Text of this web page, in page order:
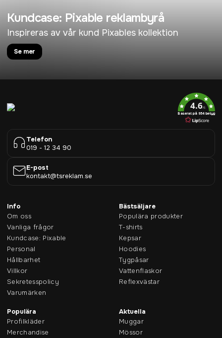
Kundcase: Pixable reklambyrå
Inspireras av vår kund Pixables kollektion
Se mer
4.6/5
Baserat på 954 betyg
Telefon
019 - 12 34 90
E-post
kontakt@tsreklam.se
Info
Om oss
Vanliga frågor
Kundcase: Pixable
Personal
Hållbarhet
Villkor
Sekretesspolicy
Varumärken
Bästsäljare
Populära produkter
T-shirts
Kepsar
Hoodies
Tygpåsar
Vattenflaskor
Reflexvästar
Populära
Profilkläder
Merchandise
Aktuella
Muggar
Mössor